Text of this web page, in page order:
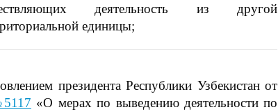
деятельность из другой
единицы;
президента Республики Узбекистан от
«О мерах по выведению деятельности по